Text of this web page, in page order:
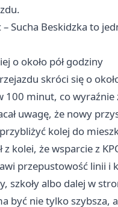
Sucha Beskidzka to
o około pół godziny
skróci się o
minut, co wyraźnie
uwagę, że nowy
kolej do
z kolei, że wsparcie z
przepustowość linii i
szkoły albo dalej w
być nie tylko szybsza,